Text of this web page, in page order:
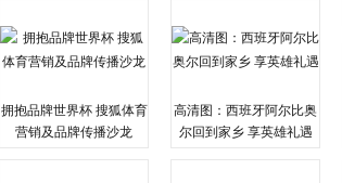
拥抱品牌世界杯 搜狐体育
营销及品牌传播沙龙
高清图：西班牙阿尔比奥
尔回到家乡 享英雄礼遇